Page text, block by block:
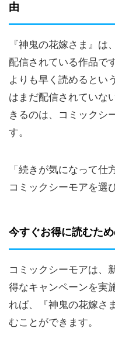
由
『神鬼の花嫁さま』
配信されている作品で
よりも早く読めるとい
はまだ配信されていな
きるのは、コミックシ
す。
「続きが気になって
コミックシーモアを選
今すぐお得に読むた
コミックシーモアは、
得なキャンペーンを実
れば、『神鬼の花嫁さ
むことができます。